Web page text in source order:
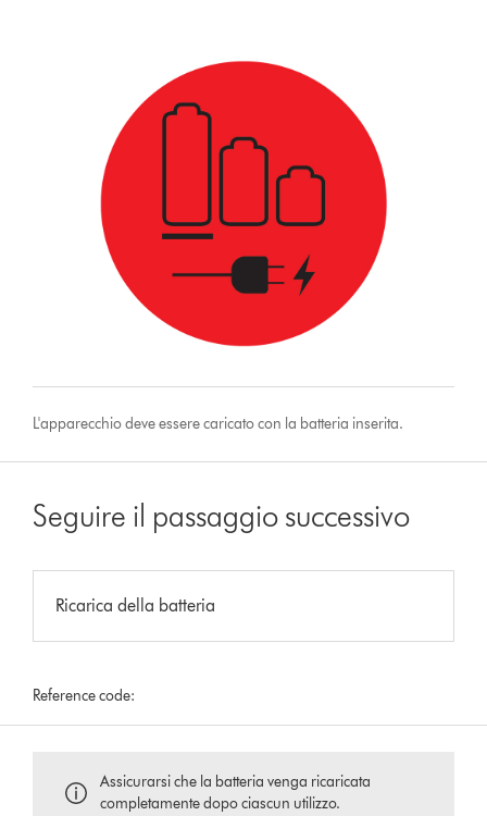
L'apparecchio deve essere caricato con la batteria inserita.
Seguire il passaggio successivo
Ricarica della batteria
Reference code:
Assicurarsi che la batteria venga ricaricata
completamente dopo ciascun utilizzo.